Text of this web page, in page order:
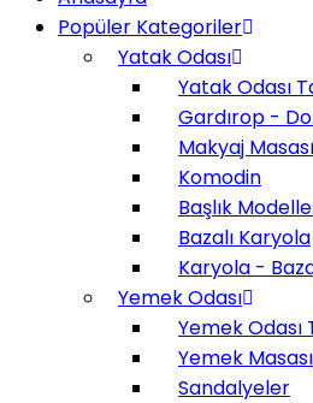
Popüler Kategoriler
Yatak Odası
Yatak Odası
Gardırop -
Makyaj
Komodin
Başlık
Bazalı Karyola
Karyola -
Yemek Odası
Yemek Odası
Yemek Masası
Sandalyeler